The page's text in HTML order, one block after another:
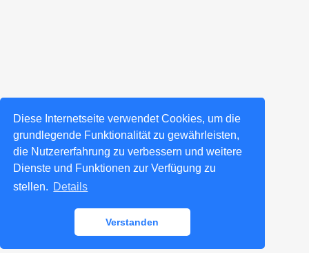
Diese Internetseite verwendet Cookies, um die
grundlegende Funktionalität zu gewährleisten,
die Nutzererfahrung zu verbessern und weitere
Dienste und Funktionen zur Verfügung zu
stellen. Details
Verstanden